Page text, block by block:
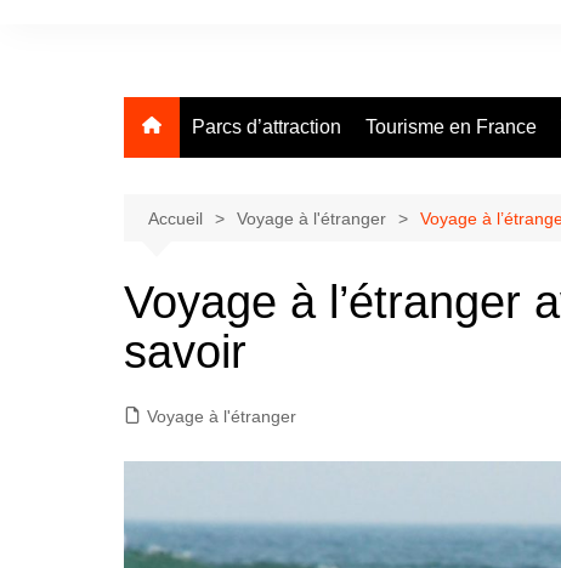
Parcs d’attraction Tourisme en France
Accueil Voyage à l'étranger Voyage à
Voyage à l’étranger
savoir
Voyage à l'étranger